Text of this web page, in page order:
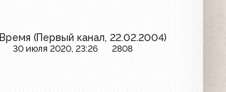
Время (Первый канал, 22.02.2004)
30 июля 2020, 23:26 2808